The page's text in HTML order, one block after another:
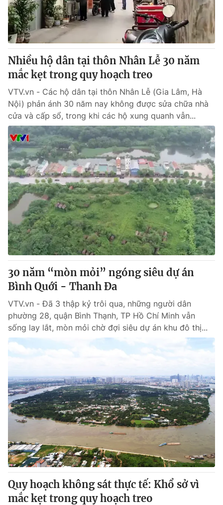
Sản phẩm
Thị trường
Tư vấn
Lịch phát sóng
Chuyên mục khác
Emagazine Podcast
Photo Infographic
Video Shorts video
VTV Money VTV Thể thao
VTV Sức khoẻ Bất động sản
Thị trường 24h Tấm lòng Việt
VTV4 Vươn mình bằng AI
VTV9 VTV8
Liên hệ tòa soạn English
Theo dõi báo trên
Cơ quan chủ quản:Đài Truyền hình Việt Nam
Thời báo VTV
Giấy phép hoạt động báo in và báo điện tử số 483/GP-BTTTT
cấp ngày 29/12/2023
Tổng Biên tập:Vũ Thanh Thủy
Phó Tổng Biên tập:Nguyễn Thị Mỹ Hạnh, Phạm Quốc Thắng,
Nguyễn Trọng Ninh
Nhiều hộ dân tại thôn Nhân Lễ 30 năm
mắc kẹt trong quy hoạch treo
VTV.vn - Các hộ dân tại thôn Nhân Lễ (Gia Lâm, Hà
Nội) phản ánh 30 năm nay không được sửa chữa nhà
cửa và cấp sổ, trong khi các hộ xung quanh vẫn...
30 năm “mòn mỏi” ngóng siêu dự án
Bình Quới - Thanh Đa
VTV.vn - Đã 3 thập kỷ trôi qua, những người dân
phường 28, quận Bình Thạnh, TP Hồ Chí Minh vẫn
sống lay lắt, mòn mỏi chờ đợi siêu dự án khu đô thị...
Quy hoạch không sát thực tế: Khổ sở vì
mắc kẹt trong quy hoạch treo